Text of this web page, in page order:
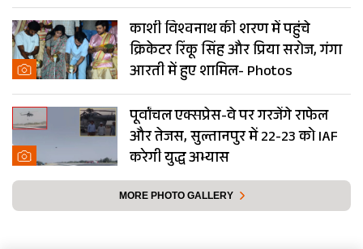
काशी विश्वनाथ की शरण में पहुंचे
क्रिकेटर रिंकू सिंह और प्रिया सरोज, गंगा
आरती में हुए शामिल- Photos
पूर्वांचल एक्सप्रेस-वे पर गरजेंगे राफेल
और तेजस, सुल्तानपुर में 22-23 को IAF
करेगी युद्ध अभ्यास
MORE PHOTO GALLERY